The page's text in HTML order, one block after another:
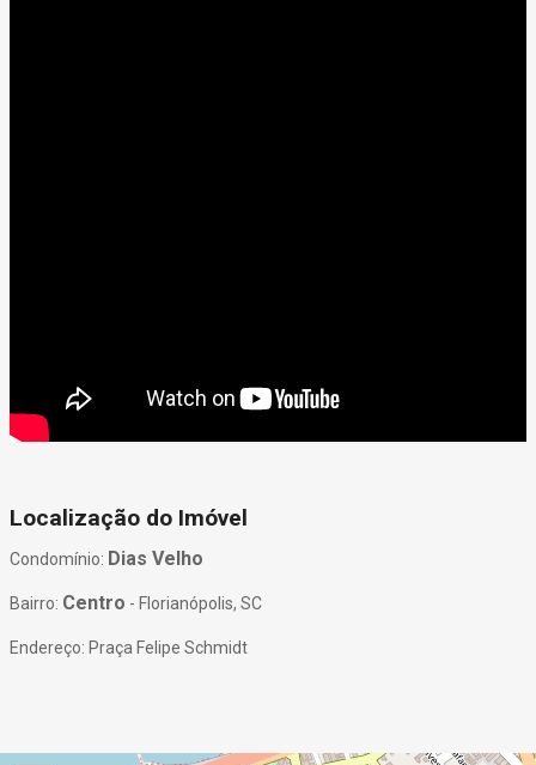
Localização do Imóvel
Condomínio: Dias Velho
Bairro: Centro - Florianópolis, SC
Endereço: Praça Felipe Schmidt